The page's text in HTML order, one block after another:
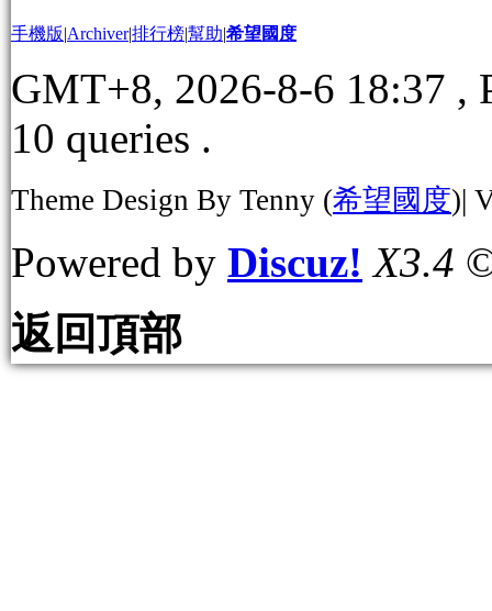
手機版|Archiver|排行榜|幫助|希望國度
GMT+8, 2026-8-6 18:37 ,
10 queries .
Theme Design By Tenny (希望國度)|
Powered by Discuz! X3.4
返回頂部